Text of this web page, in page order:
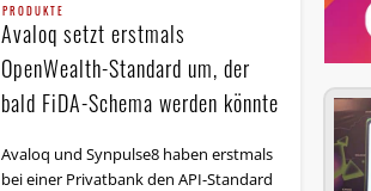
PRODUKTE
Avaloq setzt erstmals
OpenWealth-Standard um, der
bald FiDA-Schema werden könnte
Avaloq und Synpulse8 haben erstmals
bei einer Privatbank den API-Standard